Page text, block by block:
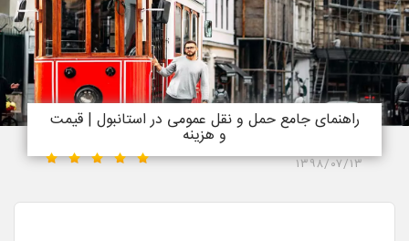
راهنمای جامع حمل و نقل عمومی در استانبول | قیمت
و هزینه
۱۳۹۸/۰۷/۱۳